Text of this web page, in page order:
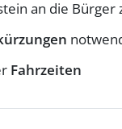
an die
Fahrzeiten